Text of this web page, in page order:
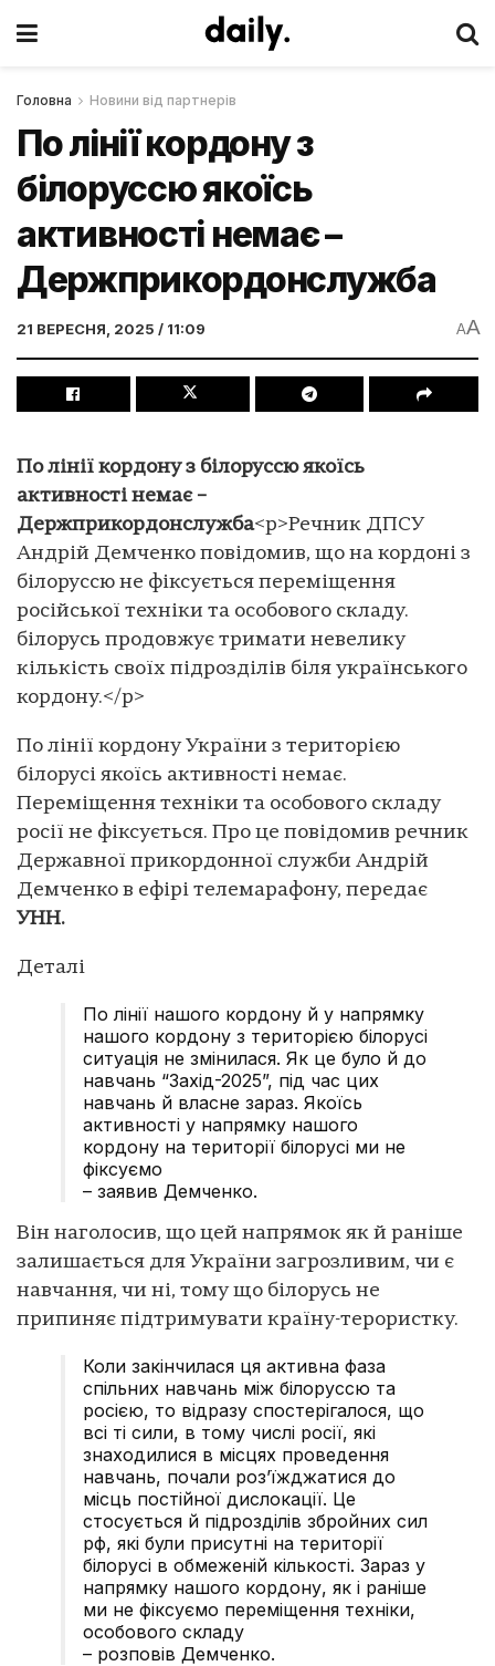
Головна Новини від партнерів
По лінії кордону з
білоруссю якоїсь
активності немає –
Держприкордонслужба
21 ВЕРЕСНЯ, 2025 / 11:09 AA
По лінії кордону з білоруссю якоїсь
активності немає –
Держприкордонслужба<p>Речник ДПСУ
Андрій Демченко повідомив, що на кордоні з
білоруссю не фіксується переміщення
російської техніки та особового складу.
білорусь продовжує тримати невелику
кількість своїх підрозділів біля українського
кордону.</p>
По лінії кордону України з територією
білорусі якоїсь активності немає.
Переміщення техніки та особового складу
росії не фіксується. Про це повідомив речник
Державної прикордонної служби Андрій
Демченко в ефірі телемарафону, передає
УНН.
Деталі
По лінії нашого кордону й у напрямку
нашого кордону з територією білорусі
ситуація не змінилася. Як це було й до
навчань “Захід-2025”, під час цих
навчань й власне зараз. Якоїсь
активності у напрямку нашого
кордону на території білорусі ми не
фіксуємо
– заявив Демченко.
Він наголосив, що цей напрямок як й раніше
залишається для України загрозливим, чи є
навчання, чи ні, тому що білорусь не
припиняє підтримувати країну-терористку.
Коли закінчилася ця активна фаза
спільних навчань між білоруссю та
росією, то відразу спостерігалося, що
всі ті сили, в тому числі росії, які
знаходилися в місцях проведення
навчань, почали роз’їжджатися до
місць постійної дислокації. Це
стосується й підрозділів збройних сил
рф, які були присутні на території
білорусі в обмеженій кількості. Зараз у
напрямку нашого кордону, як і раніше
ми не фіксуємо переміщення техніки,
особового складу
– розповів Демченко.